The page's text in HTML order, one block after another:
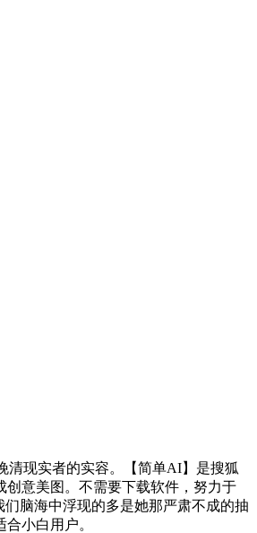
现实者的实容。【简单AI】是搜狐
意美图。不需要下载软件，努力于
脑海中浮现的多是她那严肃不成的抽
小白用户。